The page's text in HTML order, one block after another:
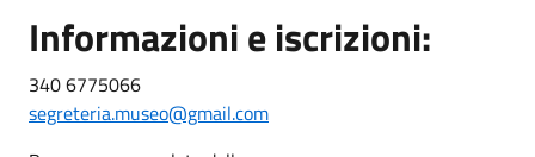
Informazioni e iscrizioni:
340 6775066
segreteria.museo@gmail.com